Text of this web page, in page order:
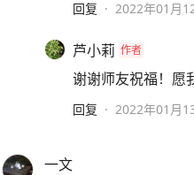
回复 · 2022年01月
芦小莉 作者
谢谢师友祝福！愿
回复 · 2022年01月
一文